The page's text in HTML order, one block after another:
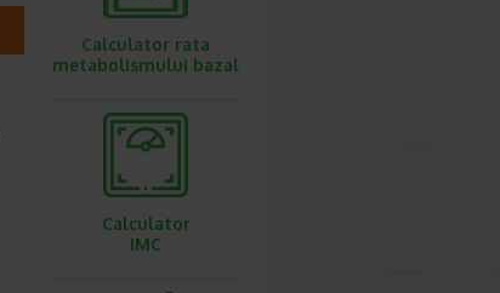
Calculator rata
metabolismului bazal
Calculator
IMC